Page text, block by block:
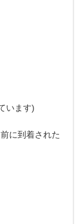
います)
に到着された